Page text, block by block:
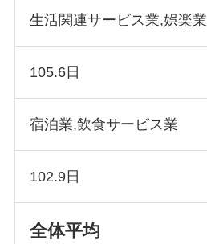
生活関連サービス業,娯楽業
105.6日
宿泊業,飲食サービス業
102.9日
全体平均